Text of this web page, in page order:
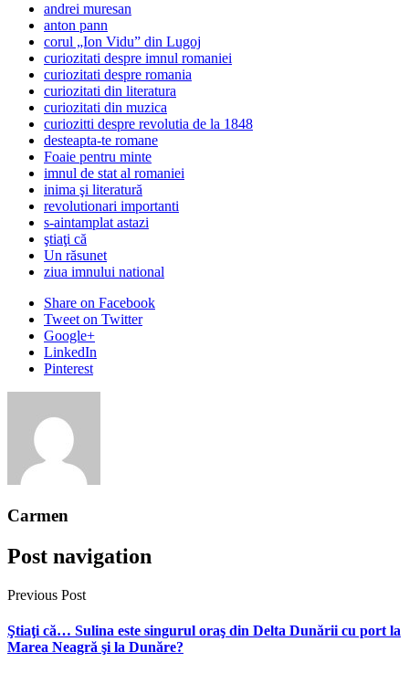
andrei muresan
anton pann
corul „Ion Vidu” din Lugoj
curiozitati despre imnul romaniei
curiozitati despre romania
curiozitati din literatura
curiozitati din muzica
curiozitti despre revolutia de la 1848
desteapta-te romane
Foaie pentru minte
imnul de stat al romaniei
inima şi literatură
revolutionari importanti
s-aintamplat astazi
ştiaţi că
Un răsunet
ziua imnului national
Share on Facebook
Tweet on Twitter
Google+
LinkedIn
Pinterest
Carmen
Post navigation
Previous Post
Ştiaţi că… Sulina este singurul oraş din Delta Dunării cu port la
Marea Neagră şi la Dunăre?